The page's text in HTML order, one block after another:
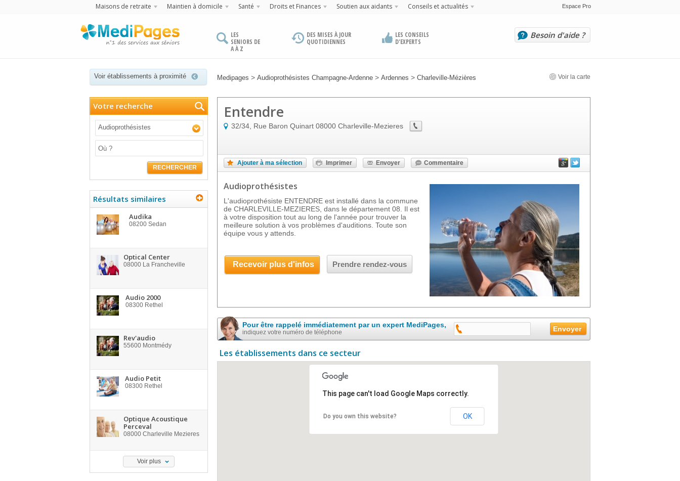
Maisons de retraite Maintien à domicile Santé Droits et Finances Soutien aux aidants Conseils et actualités Espace Pro
LES
SENIORS DE
A À Z
DES MISES À JOUR
QUOTIDIENNES
LES CONSEILS
D'EXPERTS
Besoin d'aide ?
Voir établissements à proximité Medipages > Audioprothésistes Champagne-Ardenne > Ardennes > Charleville-Mézières Voir la carte
Votre recherche
Audioprothésistes
RECHERCHER
Résultats similaires
Audika
08200 Sedan
Optical Center
08000 La Francheville
Audio 2000
08300 Rethel
Rev'audio
55600 Montmédy
Audio Petit
08300 Rethel
Optique Acoustique
Perceval
08000 Charleville Mezieres
Voir plus
Entendre
32/34, Rue Baron Quinart 08000 Charleville-Mezieres
Ajouter à ma sélection Imprimer Envoyer Commentaire
Audioprothésistes
L'audioprothésiste ENTENDRE est installé dans la commune
de CHARLEVILLE-MEZIERES, dans le département 08. Il est
à votre disposition tout au long de l'année pour trouver la
meilleure solution à vos problèmes d'auditions. Toute son
équipe vous y attends.
Recevoir plus d'infos Prendre rendez-vous
Pour être rappelé immédiatement par un expert MediPages,
indiquez votre numéro de téléphone
Les établissements dans ce secteur
This page can't load Google Maps correctly.
Do you own this website? OK